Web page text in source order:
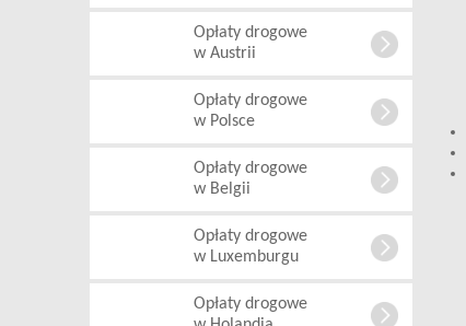
Opłaty drogowe
w Austrii
Opłaty drogowe
w Polsce
Opłaty drogowe
w Belgii
Opłaty drogowe
w Luxemburgu
Opłaty drogowe